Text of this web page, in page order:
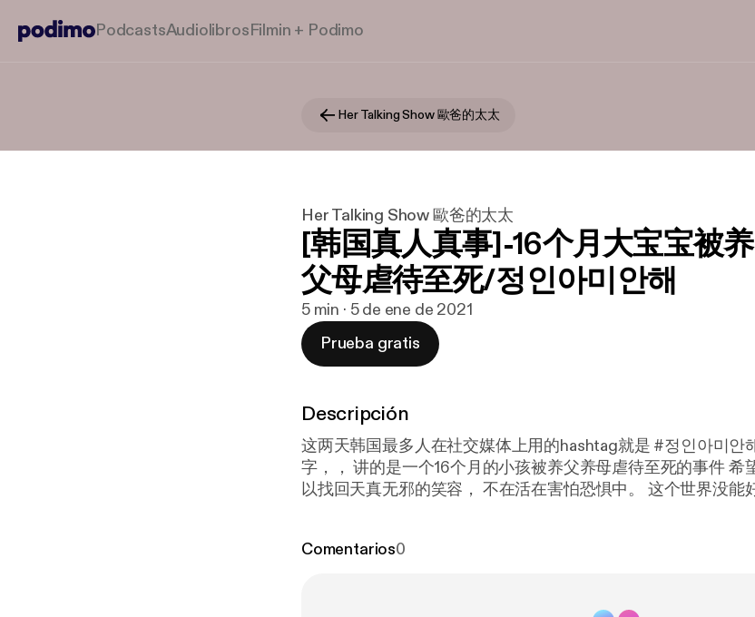
PodcastsAudiolibrosFilmin + Podimo
Her Talking Show 歐爸的太太
Her Talking Show 歐爸的太太
[韩国真人真事]-16个月大宝宝被养
父母虐待至死/정인아미안해
5 min · 5 de ene de 2021
Prueba gratis
Descripción
这两天韩国最多人在社交媒体上用的hashtag就是 #정인아미안해 정인是这个小孩的名
字，， 讲的是一个16个月的小孩被养父养母虐待至死的事件 希望小小天使回到天上可
以找回天真无邪的笑容， 不在活在害怕恐惧中。 这个世界没能好好保护你珍惜你 希望
Comentarios0